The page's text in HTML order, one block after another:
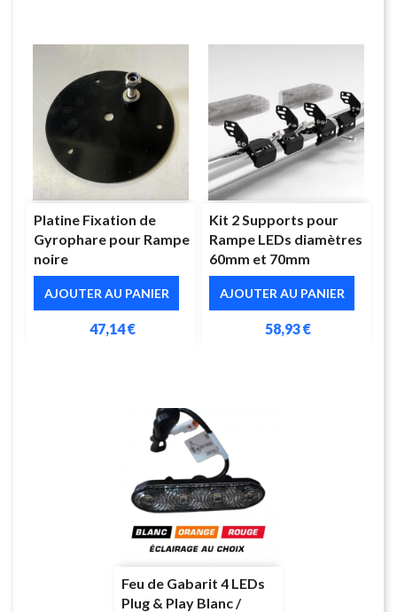
Platine Fixation de
Gyrophare pour Rampe
noire
AJOUTER AU PANIER
47,14 €
Kit 2 Supports pour
Rampe LEDs diamètres
60mm et 70mm
AJOUTER AU PANIER
58,93 €
Feu de Gabarit 4 LEDs
Plug & Play Blanc /